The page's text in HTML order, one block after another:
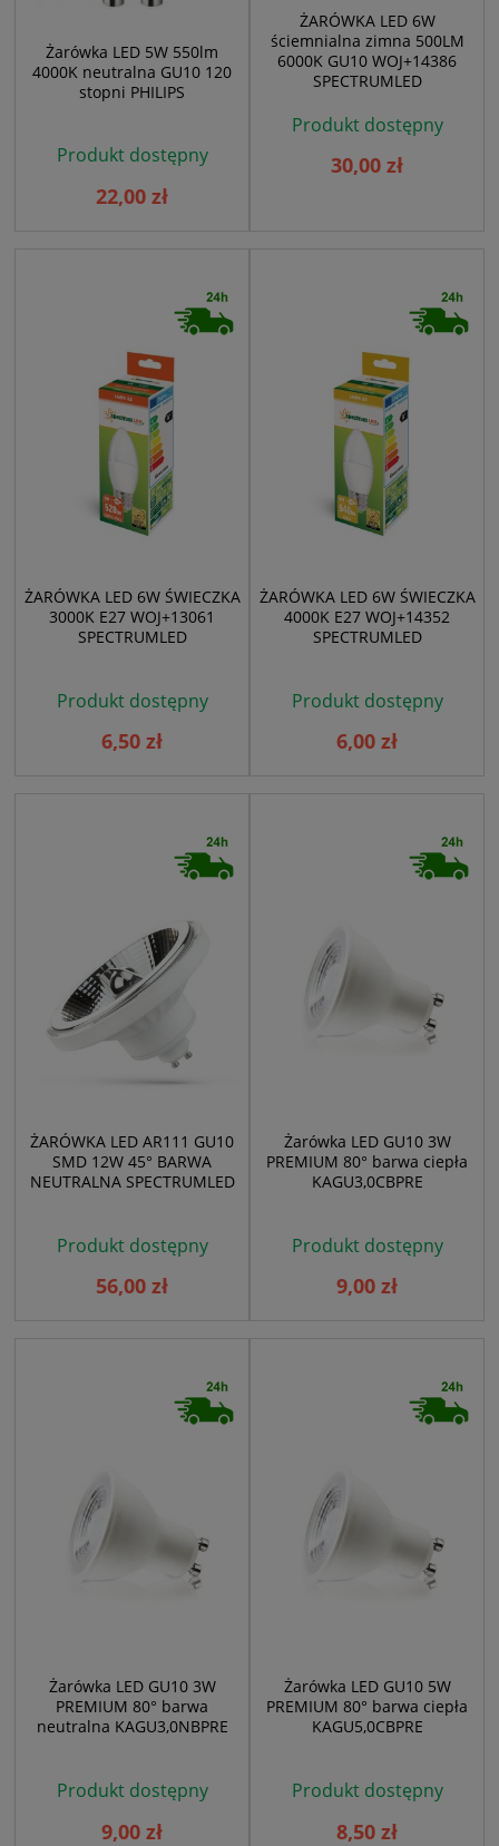
Żarówka LED 5W 550lm
4000K neutralna GU10 120
stopni PHILIPS
Produkt dostępny
22,00 zł
ŻARÓWKA LED 6W
ściemnialna zimna 500LM
6000K GU10 WOJ+14386
SPECTRUMLED
Produkt dostępny
30,00 zł
ŻARÓWKA LED 6W ŚWIECZKA
3000K E27 WOJ+13061
SPECTRUMLED
Produkt dostępny
6,50 zł
ŻARÓWKA LED 6W ŚWIECZKA
4000K E27 WOJ+14352
SPECTRUMLED
Produkt dostępny
6,00 zł
ŻARÓWKA LED AR111 GU10
SMD 12W 45° BARWA
NEUTRALNA SPECTRUMLED
Produkt dostępny
56,00 zł
Żarówka LED GU10 3W
PREMIUM 80° barwa ciepła
KAGU3,0CBPRE
Produkt dostępny
9,00 zł
Żarówka LED GU10 3W
PREMIUM 80° barwa
neutralna KAGU3,0NBPRE
Produkt dostępny
9,00 zł
Żarówka LED GU10 5W
PREMIUM 80° barwa ciepła
KAGU5,0CBPRE
Produkt dostępny
8,50 zł